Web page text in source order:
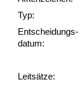
Typ:
Ent­scheid­ungs­
datum:
Leit­sätze: